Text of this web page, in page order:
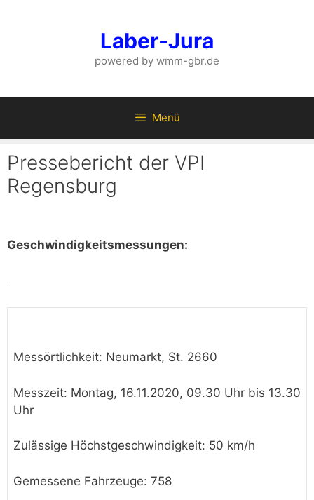
Laber-Jura
powered by wmm-gbr.de
Menü
Pressebericht der VPI
Regensburg
Geschwindigkeitsmessungen:
Messörtlichkeit: Neumarkt, St. 2660
Messzeit: Montag, 16.11.2020, 09.30 Uhr bis 13.30
Uhr
Zulässige Höchstgeschwindigkeit: 50 km/h
Gemessene Fahrzeuge: 758